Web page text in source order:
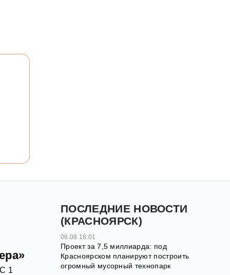
1
ПОСЛЕДНИЕ НОВОСТИ
(КРАСНОЯРСК)
06.08 18:01
Проект за 7,5 миллиарда: под
Красноярском планируют построить
огромный мусорный технопарк